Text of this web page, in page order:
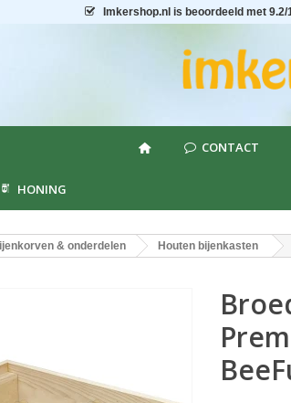
Imkershop.nl is beoordeeld met 9.2/
CONTACT
HONING
& onderdelen Houten bijenkasten